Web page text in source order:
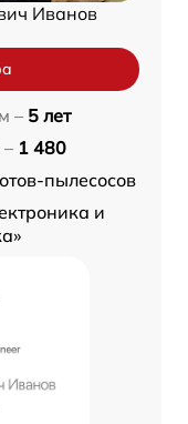
Иванов
– 5 лет
1 480
пылесосов
и